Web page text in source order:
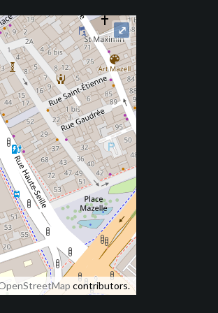
contributors.
⤢